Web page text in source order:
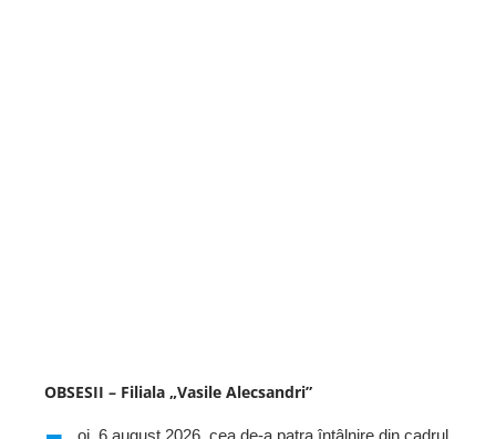
OBSESII – Filiala „Vasile Alecsandri”